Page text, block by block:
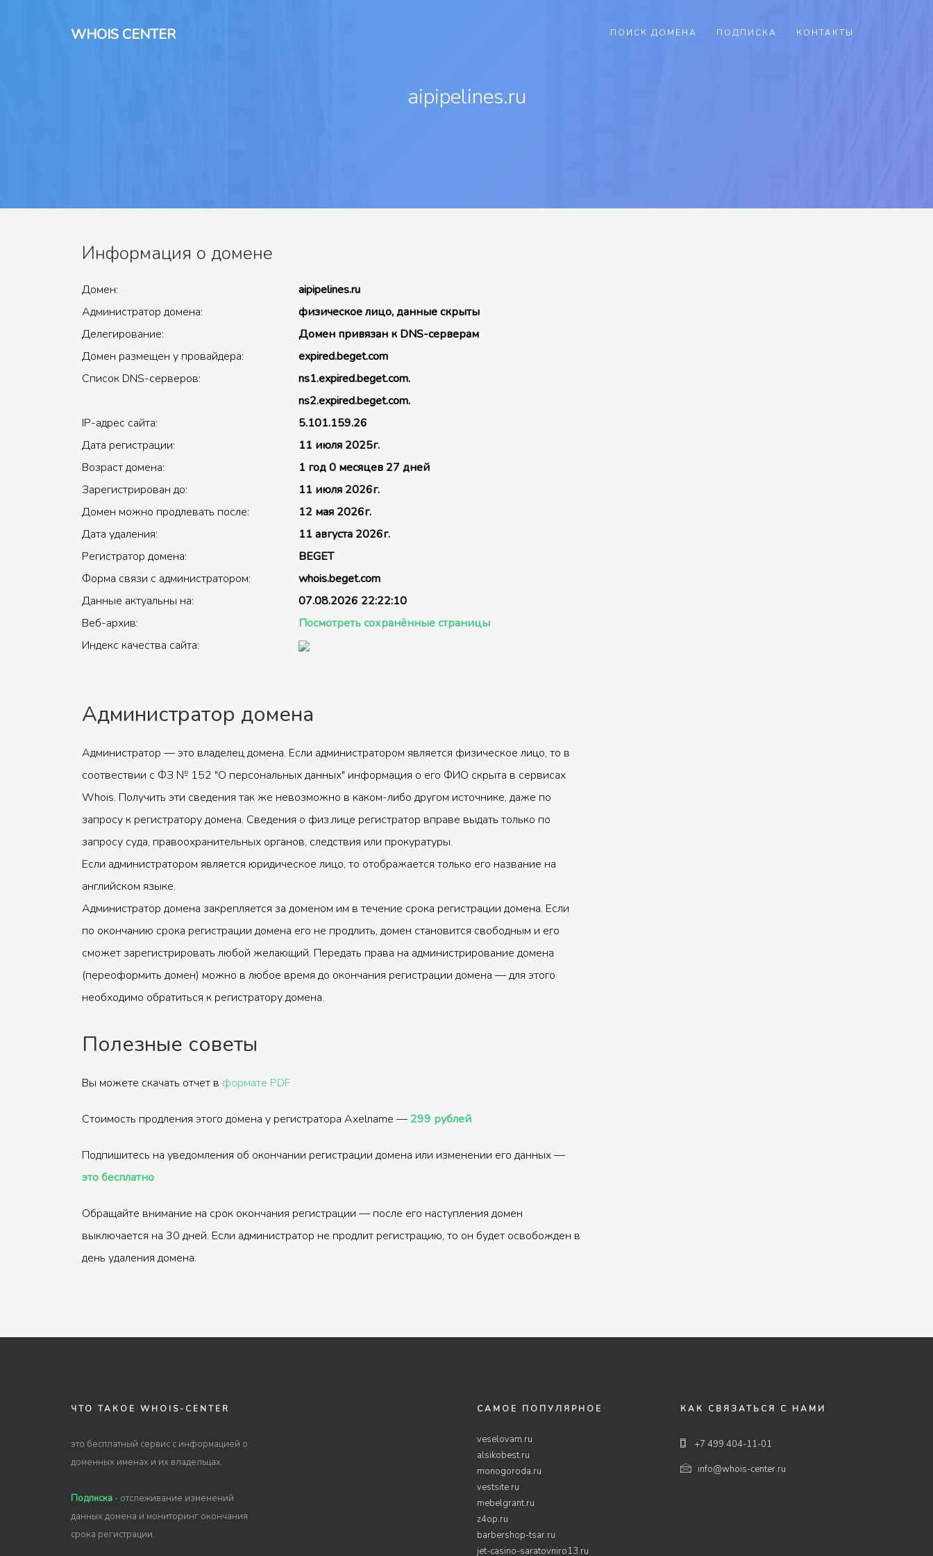
WHOIS CENTER ПОИСК ДОМЕНА ПОДПИСКА КОНТАКТЫ
aipipelines.ru
Информация о домене
Домен:
aipipelines.ru
Администратор домена:
физическое лицо, данные скрыты
Делегирование:
Домен привязан к DNS-серверам
Домен размещен у провайдера:
expired.beget.com
Список DNS-серверов:
ns1.expired.beget.com.
ns2.expired.beget.com.
IP-адрес сайта:
5.101.159.26
Дата регистрации:
11 июля 2025г.
Возраст домена:
1 год 0 месяцев 27 дней
Зарегистрирован до:
11 июля 2026г.
Домен можно продлевать после:
12 мая 2026г.
Дата удаления:
11 августа 2026г.
Регистратор домена:
BEGET
Форма связи с администратором:
whois.beget.com
Данные актуальны на:
07.08.2026 22:22:10
Веб-архив:
Посмотреть сохранённые страницы
Индекс качества сайта:
Администратор домена
Администратор — это владелец домена. Если администратором является физическое лицо, то в
соотвествии с ФЗ № 152 "О персональных данных" информация о его ФИО скрыта в сервисах
Whois. Получить эти сведения так же невозможно в каком-либо другом источнике, даже по
запросу к регистратору домена. Сведения о физ.лице регистратор вправе выдать только по
запросу суда, правоохранительных органов, следствия или прокуратуры.
Если администратором является юридическое лицо, то отображается только его название на
английском языке.
Администратор домена закрепляется за доменом им в течение срока регистрации домена. Если
по окончанию срока регистрации домена его не продлить, домен становится свободным и его
сможет зарегистрировать любой желающий. Передать права на администрирование домена
(переоформить домен) можно в любое время до окончания регистрации домена — для этого
необходимо обратиться к регистратору домена.
Полезные советы
Вы можете скачать отчет в формате PDF
Стоимость продления этого домена у регистратора Axelname — 299 рублей
Подпишитесь на уведомления об окончании регистрации домена или изменении его данных —
это бесплатно
Обращайте внимание на срок окончания регистрации — после его наступления домен
выключается на 30 дней. Если администратор не продлит регистрацию, то он будет освобожден в
день удаления домена.
ЧТО ТАКОЕ WHOIS-CENTER
это бесплатный сервис с информацией о
доменных именах и их владельцах.
Подписка - отслеживание изменений
данных домена и мониторинг окончания
срока регистрации.
САМОЕ ПОПУЛЯРНОЕ
veselovam.ru
alsikobest.ru
monogoroda.ru
vestsite.ru
mebelgrant.ru
z4op.ru
barbershop-tsar.ru
jet-casino-saratovniro13.ru
КАК СВЯЗАТЬСЯ С НАМИ
+7 499 404-11-01
info@whois-center.ru